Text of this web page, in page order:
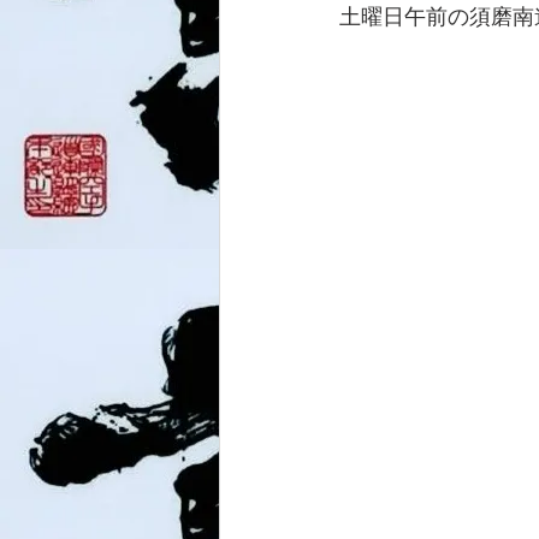
土曜日午前の須磨